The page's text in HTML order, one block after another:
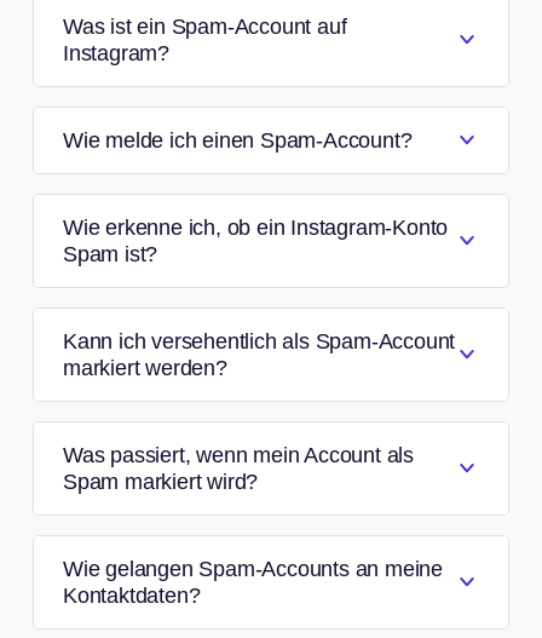
Was ist ein Spam-Account auf
Instagram?
Wie melde ich einen Spam-Account?
Wie erkenne ich, ob ein Instagram-Konto
Spam ist?
Kann ich versehentlich als Spam-Account
markiert werden?
Was passiert, wenn mein Account als
Spam markiert wird?
Wie gelangen Spam-Accounts an meine
Kontaktdaten?